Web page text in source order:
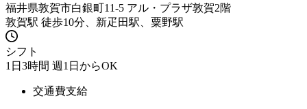
福井県敦賀市白銀町11-5 アル・プラザ敦賀2階
敦賀駅 徒歩10分、新疋田駅、粟野駅
シフト
1日3時間 週1日からOK
交通費支給